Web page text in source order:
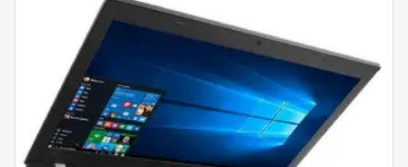
Anslutningar
– Två USB-C 3.1-port med Thunderbolt-videoutgång I
upp till 4K-upplösning
– Två USB-A 3.0-portar (en med snabbladdnings-
funktion)
– Smart Card-plats
– Supersnabbt Intel AX201 WiFi-6 (WiFi-ax) MU-MIMO
och Bluetooth 5.0